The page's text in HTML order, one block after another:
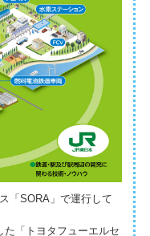
「SORA」で運行して
「トヨタフューエルセ